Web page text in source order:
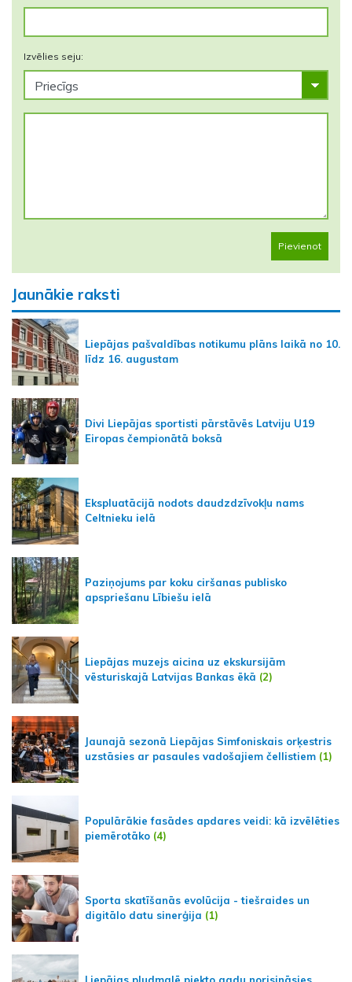
Izvēlies seju:
Pievienot
Jaunākie raksti
Liepājas pašvaldības notikumu plāns laikā no 10.
līdz 16. augustam
Divi Liepājas sportisti pārstāvēs Latviju U19
Eiropas čempionātā boksā
Ekspluatācijā nodots daudzdzīvokļu nams
Celtnieku ielā
Paziņojums par koku ciršanas publisko
apspriešanu Lībiešu ielā
Liepājas muzejs aicina uz ekskursijām
vēsturiskajā Latvijas Bankas ēkā (2)
Jaunajā sezonā Liepājas Simfoniskais orķestris
uzstāsies ar pasaules vadošajiem čellistiem (1)
Populārākie fasādes apdares veidi: kā izvēlēties
piemērotāko (4)
Sporta skatīšanās evolūcija - tiešraides un
digitālo datu sinerģija (1)